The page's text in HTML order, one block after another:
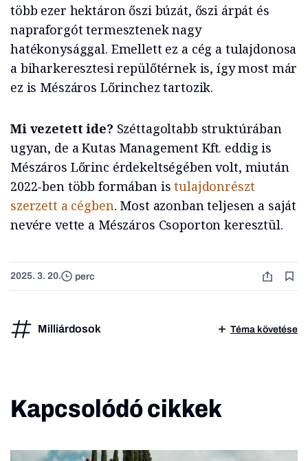
több ezer hektáron őszi búzát, őszi árpát és
napraforgót termesztenek nagy
hatékonysággal. Emellett ez a cég a tulajdonosa
a biharkeresztesi repülőtérnek is, így most már
ez is Mészáros Lőrinchez tartozik.
Mi vezetett ide? Széttagoltabb struktúrában
ugyan, de a Kutas Management Kft. eddig is
Mészáros Lőrinc érdekeltségében volt, miután
2022-ben több formában istulajdonrészt
szerzett a cégben. Most azonban teljesen a saját
nevére vette a Mészáros Csoporton keresztül.
2025. 3. 20. perc
Milliárdosok Téma követése
Kapcsolódó cikkek